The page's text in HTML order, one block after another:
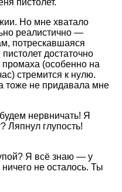
пистолет.
Но мне хватало
реалистично —
потрескавшаяся
достаточно
(особенно на
стремится к нулю.
тоже не придавала мне
нервничать! Я
Ляпнул глупость!
Я всё знаю — у
не осталось. Ты